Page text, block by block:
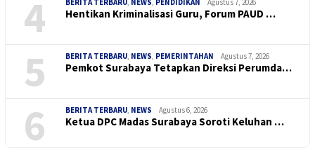
4 BERITA TERBARU, NEWS, PENDIDIKAN Agustus 7, 2026
Hentikan Kriminalisasi Guru, Forum PAUD …
5 BERITA TERBARU, NEWS, PEMERINTAHAN Agustus 7, 2026
Pemkot Surabaya Tetapkan Direksi Perumda…
6 BERITA TERBARU, NEWS Agustus 6, 2026
Ketua DPC Madas Surabaya Soroti Keluhan …